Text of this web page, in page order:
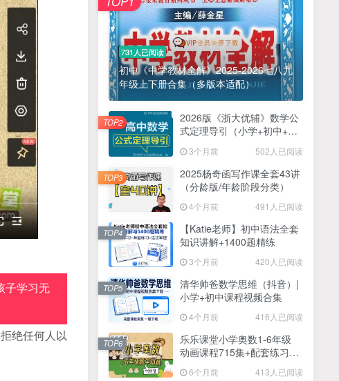
子学习无
绝任何人以
731人已阅读
初中《中学教材全解》2025-2026七八九
年级上下册合集（多版本适配）
2026版《浙大优辅》数学公
式定理导引（小学+初中+高
3个月前 502人已阅读
TOP2
2025杨奇函写作课全套43讲
（分龄版/年龄阶段分类）
4个月前 491人已阅读
TOP3
【Katie老师】初中语法全套
知识讲解+1400题精练
3个月前 420人已阅读
TOP4
清华帅爸数学思维（抖音）|
小学+初中课程视频合集
4个月前 416人已阅读
TOP5
乐乐课堂小学奥数1-6年级
动画课程715集+配套练习册
6个月前 413人已阅读
TOP6